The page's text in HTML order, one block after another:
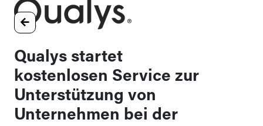
Qualys startet
kostenlosen Service zur
Unterstützung von
Unternehmen bei der